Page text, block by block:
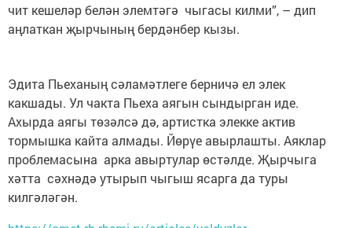
чит кешеләр белән элемтәгә чыгасы килми”, – дип
аңлаткан җырчының бердәнбер кызы.
Эдита Пьеханың сәламәтлеге берничә ел элек
какшады. Ул чакта Пьеха аягын сындырган иде.
Ахырда аягы төзәлсә дә, артистка элекке актив
тормышка кайта алмады. Йөрүе авырлашты. Аяклар
проблемасына арка авыртулар өстәлде. Җырчыга
хәтта сәхнәдә утырып чыгыш ясарга да туры
килгәләгән.